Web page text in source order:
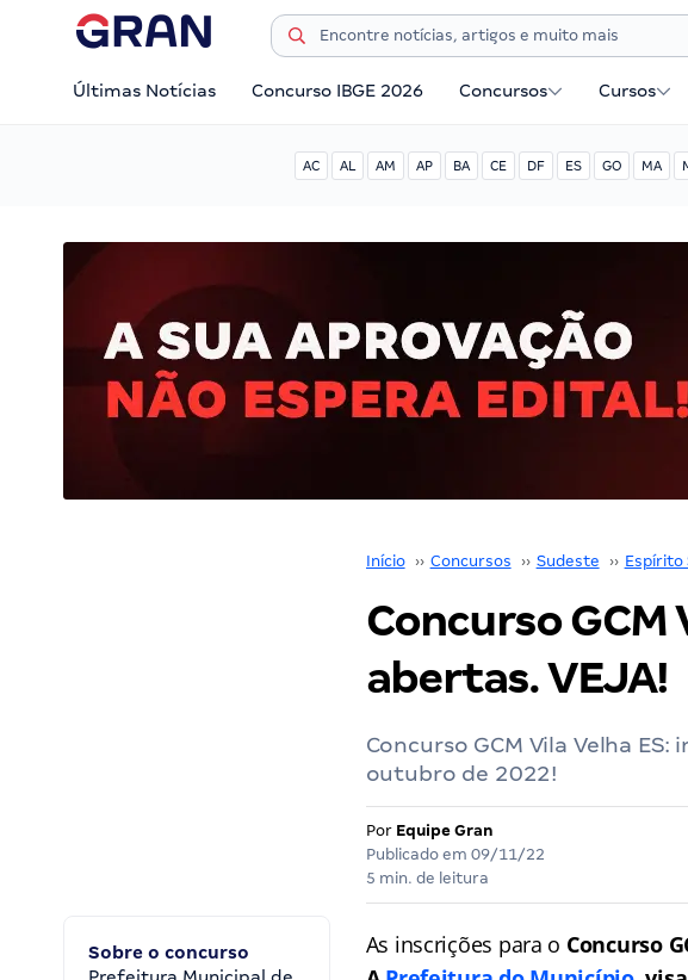
Últimas Notícias Concurso IBGE 2026 Concursos Cursos
AC AL AM AP BA CE DF ES GO MA
Início ›› Concursos ›› Sudeste ›› Espírito
Concurso GCM
abertas. VEJA!
Concurso GCM Vila Velha
outubro de 2022!
Por Equipe Gran
Publicado em 09/11/22
5 min. de leitura
Sobre o concurso
As inscrições para o Concurso